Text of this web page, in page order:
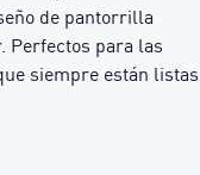
de pantorrilla
Perfectos para las
siempre están listas